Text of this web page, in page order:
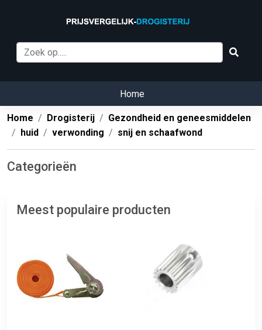
Home
Home Drogisterij
Gezondheid en geneesmiddelen
huid
verwonding snij en schaafwond
Categorieën
Meest populaire producten